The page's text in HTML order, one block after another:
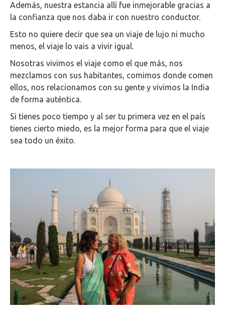
Además, nuestra estancia allí fue inmejorable gracias a
la confianza que nos daba ir con nuestro conductor.
Esto no quiere decir que sea un viaje de lujo ni mucho
menos, el viaje lo vais a vivir igual.
Nosotras vivimos el viaje como el que más, nos
mezclamos con sus habitantes, comimos donde comen
ellos, nos relacionamos con su gente y vivimos la India
de forma auténtica.
Si tienes poco tiempo y al ser tu primera vez en el país
tienes cierto miedo, es la mejor forma para que el viaje
sea todo un éxito.